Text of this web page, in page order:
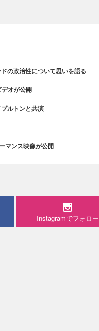
の政治性について思いを語る
オが公開
ルトンと共演
マンス映像が公開
Instagramでフォロー